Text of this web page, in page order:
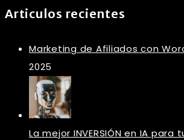
Articulos recientes
Marketing de Afiliados con
2025
La mejor INVERSIÓN en IA para